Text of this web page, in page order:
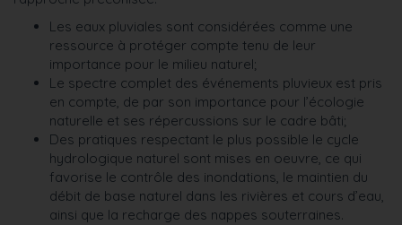
Les eaux pluviales sont considérées comme une
ressource à protéger compte tenu de leur
importance pour le milieu naturel;
Le spectre complet des événements pluvieux est pris
en compte, de par son importance pour l’écologie
naturelle et ses répercussions sur le cadre bâti;
Des pratiques respectant le plus possible le cycle
hydrologique naturel sont mises en oeuvre, ce qui
favorise le contrôle des inondations, le maintien du
débit de base naturel dans les rivières et cours d’eau,
ainsi que la recharge des nappes souterraines.